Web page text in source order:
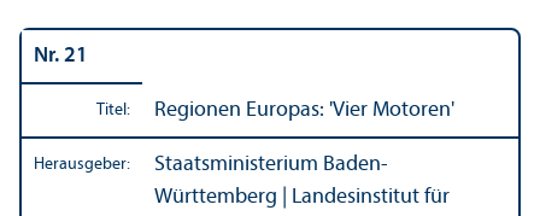
Nr. 21
Titel: Regionen Europas: 'Vier Motoren'
Herausgeber:
Staats­ministerium Baden-
Württemberg | Landes­institut für